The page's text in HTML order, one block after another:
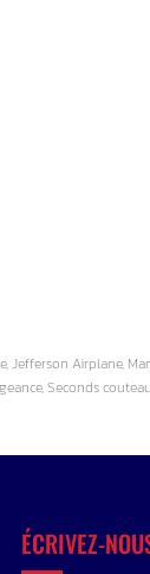
Airplane,
Seconds
ÉCRIVEZ-